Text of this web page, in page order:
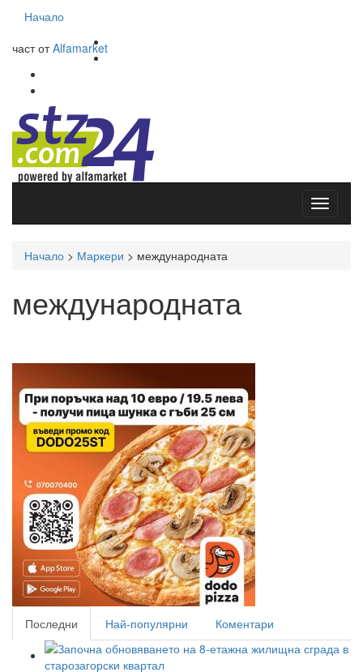
Начало
част отAlfamarket
Начало > Маркери > международната
международната
Последни Най-популярни Коментари